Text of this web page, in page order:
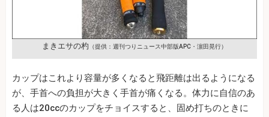
まきエサの杓 （提供：週刊つりニュース中部版APC・濵田晃行）
カップはこれより容量が多くなると飛距離は出るようになる
が、手首への負担が大きく手首が痛くなる。体力に自信のあ
る人は20ccのカップをチョイスすると、固め打ちのときに